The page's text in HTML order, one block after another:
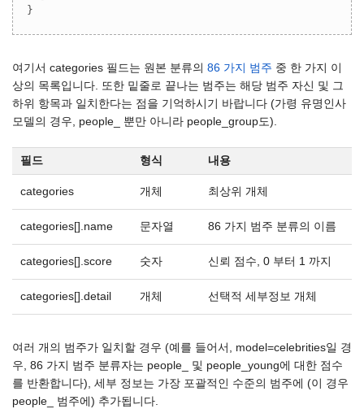
}
여기서 categories 필드는 원본 분류의 86 가지 범주 중 한 가지 이
상의 목록입니다. 또한 밑줄로 끝나는 범주는 해당 범주 자신 및 그
하위 항목과 일치한다는 점을 기억하시기 바랍니다 (가령 유명인사
모델의 경우, people_ 뿐만 아니라 people_group도).
필드 형식 내용
categories 개체 최상위 개체
categories[].name 문자열 86 가지 범주 분류의 이름
categories[].score 숫자 신뢰 점수, 0 부터 1 까지
categories[].detail 개체 선택적 세부정보 개체
여러 개의 범주가 일치할 경우 (예를 들어서, model=celebrities일 경
우, 86 가지 범주 분류자는 people_ 및 people_young에 대한 점수
를 반환합니다), 세부 정보는 가장 포괄적인 수준의 범주에 (이 경우
people_ 범주에) 추가됩니다.